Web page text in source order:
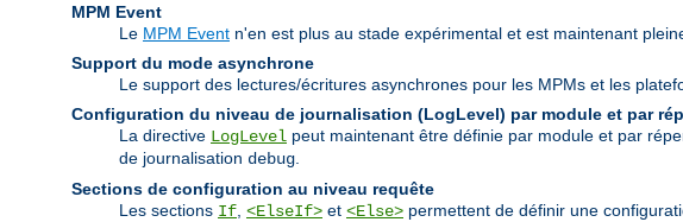
MPM Event
Le MPM Event n'en est plus au stade expérimental et est maintenant
Support du mode asynchrone
Le support des lectures/écritures asynchrones pour les MPMs et les
Configuration du niveau de journalisation (LogLevel) par module et par
La directive LogLevel peut maintenant être définie par module et par
de journalisation debug
Sections de configuration au niveau requête
Les sections If <ElseIf> et <Else> permettent de définir une